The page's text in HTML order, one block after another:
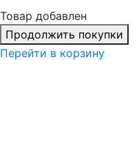
Товар добавлен
Продолжить покупки
Перейти в корзину